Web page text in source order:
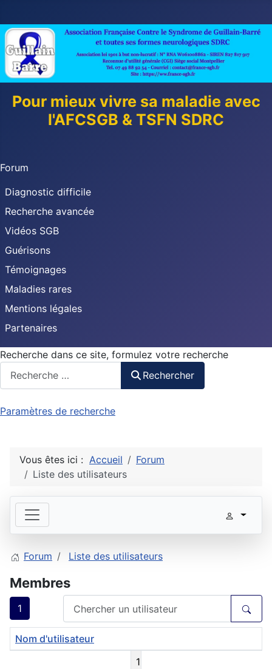
Pour mieux vivre sa maladie avec
l'AFCSGB & TSFN SDRC
Forum
Diagnostic difficile
Recherche avancée
Vidéos SGB
Guérisons
Témoignages
Maladies rares
Mentions légales
Partenaires
Recherche dans ce site, formulez votre recherche
Rechercher
Paramètres de recherche
Vous êtes ici : Accueil
Forum
Liste des utilisateurs
Forum Liste des utilisateurs
Membres
1
Nom d'utilisateur
1